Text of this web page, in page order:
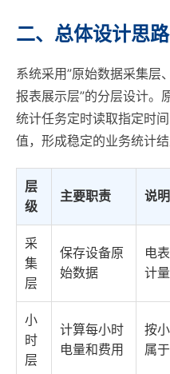
二、总体设计思路
系统采用”原始数据采集层
报表展示层”的分层设计。
统计任务定时读取指定时
值，形成稳定的业务统计结
层
级
主要职责 说明
采
集
层
保存设备原
始数据
电
计
小
时
层
计算每小时
电量和费用
按
属